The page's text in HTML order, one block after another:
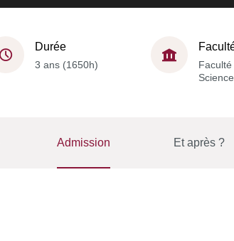
Durée
3 ans (1650h)
Admission Et après ?